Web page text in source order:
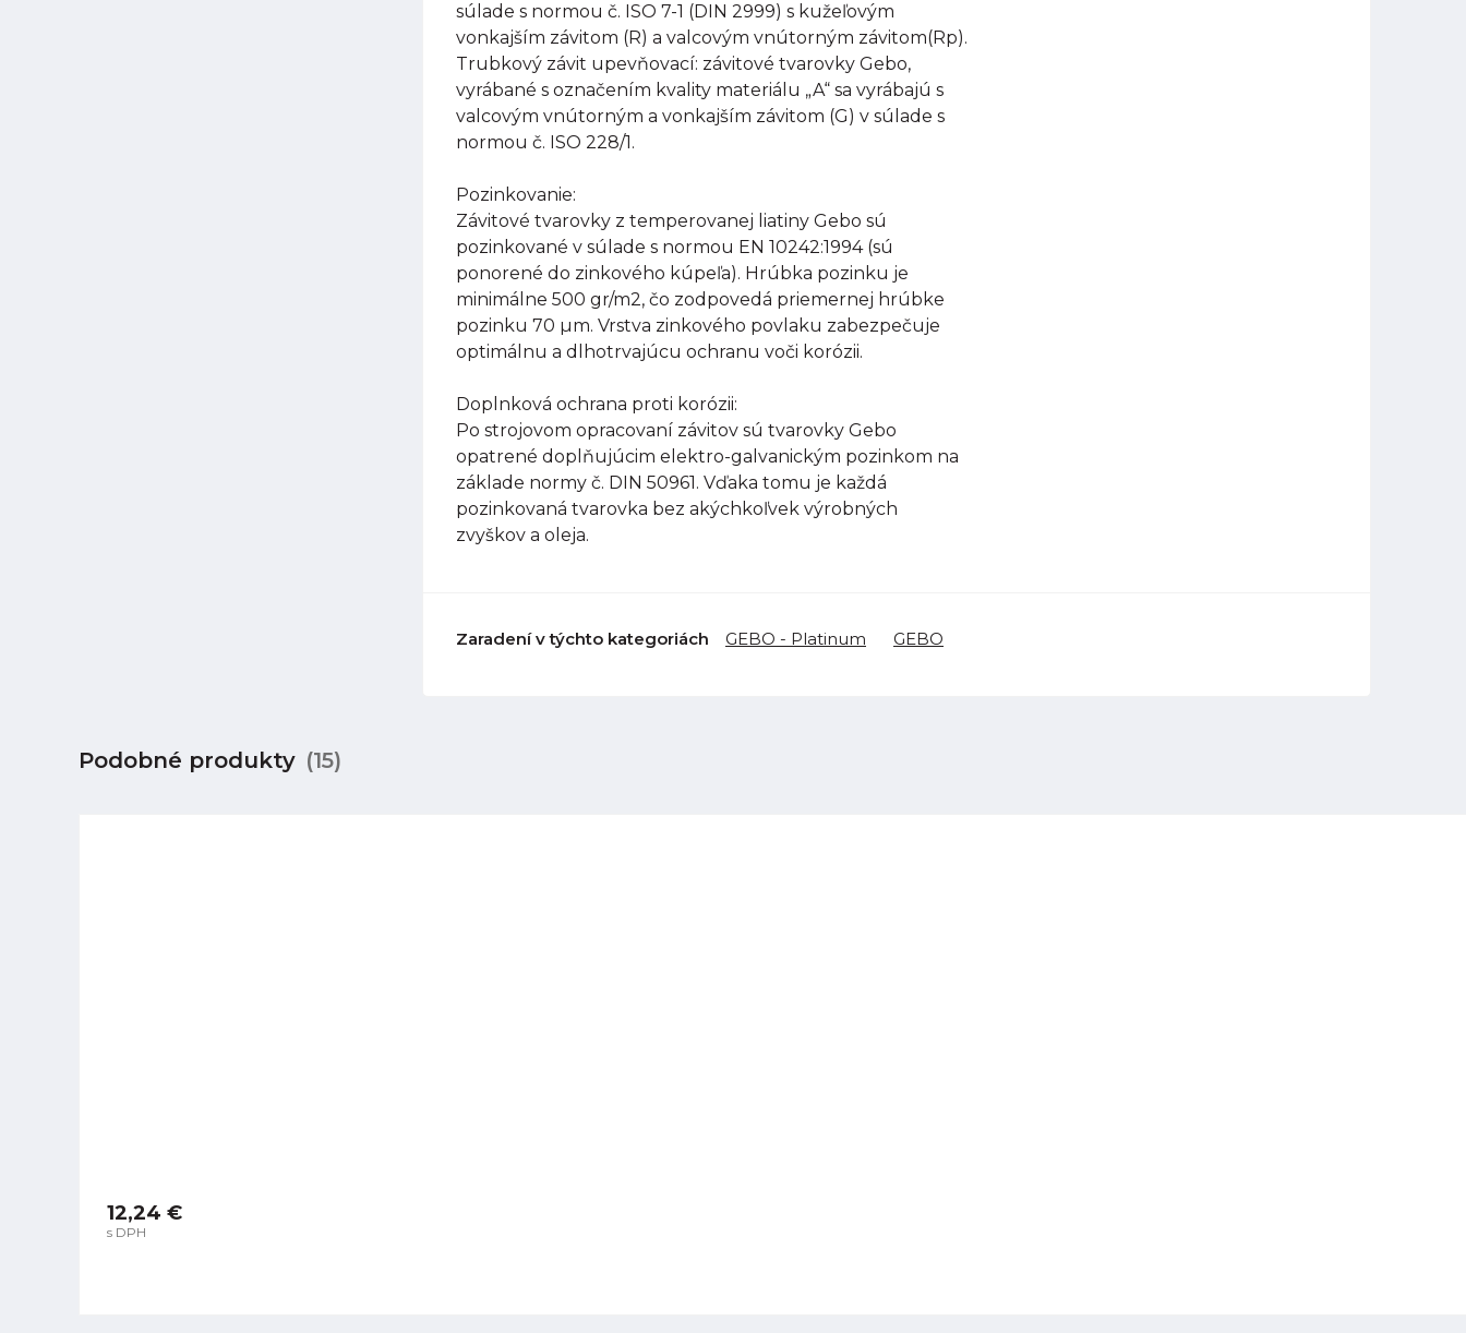
súlade s normou č. ISO 7-1 (DIN 2999) s kužeľovým
vonkajším závitom (R) a valcovým vnútorným závitom(Rp).
Trubkový závit upevňovací: závitové tvarovky Gebo,
vyrábané s označením kvality materiálu „A“ sa vyrábajú s
valcovým vnútorným a vonkajším závitom (G) v súlade s
normou č. ISO 228/1.
Pozinkovanie:
Závitové tvarovky z temperovanej liatiny Gebo sú
pozinkované v súlade s normou EN 10242:1994 (sú
ponorené do zinkového kúpeľa). Hrúbka pozinku je
minimálne 500 gr/m2, čo zodpovedá priemernej hrúbke
pozinku 70 µm. Vrstva zinkového povlaku zabezpečuje
optimálnu a dlhotrvajúcu ochranu voči korózii.
Doplnková ochrana proti korózii:
Po strojovom opracovaní závitov sú tvarovky Gebo
opatrené doplňujúcim elektro-galvanickým pozinkom na
základe normy č. DIN 50961. Vďaka tomu je každá
pozinkovaná tvarovka bez akýchkoľvek výrobných
zvyškov a oleja.
Zaradení v týchto kategoriách GEBO - Platinum GEBO
Podobné produkty (15)
12,24 €
s DPH